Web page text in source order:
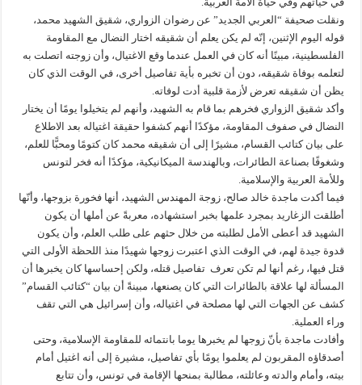
ونقلت صحيفة “العربي الجديد” عن رضوان الزواري، شقيق الشهيد محمد،
قوله اليوم الإثنين، إنّه لم يكن يعلم أن شقيقه اختار النضال مع المقاومة
الفلسطينية، مبينًا أنه كان في العمل عندما وقع الاغتيال، وأن زوجته اتصلت به
لتعلمه بوفاة شقيقه، دون أن تخبره بأية تفاصيل أخرى، في الوقت الذي كان
يظن أن شقيقه تعرض لأزمة قلبية أدت لوفاته.
وأكد شقيق الزواري فخرهم بما قام به الشهيد، وأنهم لم يتخيلوا يومًا أن يختار
النضال في صفوف المقاومة، مؤكدًا أنهم كشفوا حقيقة اغتياله بعد الاطلاع
على بيان كتائب القسام، مشيرًا إلى أن شقيقه محمد كان كتومًا ومحبًّا للعلم،
وشغوفًا بصناعة الطائرات، وبالهندسة الميكانيكية، مؤكدًا أنه فخر لتونس
وللأمة العربية والإسلامية.
فيما أكدت ماجدة خالد صالح، زوجة المهندس الشهيد، أنها فخورة بزوجها، وأنّها
أطلقت الزغاريد بمجرد علمها بخبر استشهاده، معربةً عن أملها أن يكون
الشهيد قد أعطى الأمل لطلبته من خلال حثهم على طلب العلم، وأن يكون
قدوة جيدة لهم، في الوقت الذي اعتبرت زوجها شهيدًا منذ اللحظة الأولى التي
قتل فيها، رغم أنها لم تكن تعرف تفاصيل قتله، ولكن إحساسها كان يخبرها أن
المسألة لها علاقة بالطائرات التي كان يصنعها، مبينةً أن بيان “كتائب القسام”
كشف عن الجهات التي لها مصلحة في اغتياله، وأن إسرائيل هي التي تقف
وراء العملية.
وأفادت ماجدة بأنّ زوجها لم يخبرها يوما بانتمائه للمقاومة الإسلامية، وحتى
أصدقاؤه المقربون لم يعلموا يومًا بأي تفاصيل، مشيرة إلى أنه اغتيل أمام
بيته، وأمام والدته وعائلته، مطالبة بمنحها الإقامة في تونس، وأن تتابع